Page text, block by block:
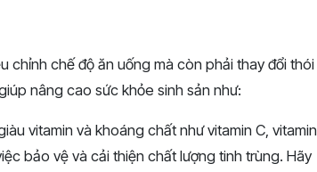
chỉnh chế độ ăn uống mà còn phải thay đổi thói
nâng cao sức khỏe sinh sản như:
vitamin và khoáng chất như vitamin C, vitamin
bảo vệ và cải thiện chất lượng tinh trùng. Hãy